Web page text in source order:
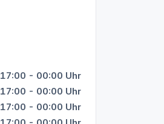
17:00 - 00:00 Uhr
17:00 - 00:00 Uhr
17:00 - 00:00 Uhr